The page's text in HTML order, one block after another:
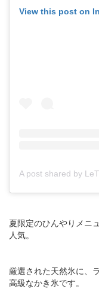
View this post on
A post shared by
夏限定のひんやりメニ
人気。
厳選された天然氷に、
高級なかき氷です。